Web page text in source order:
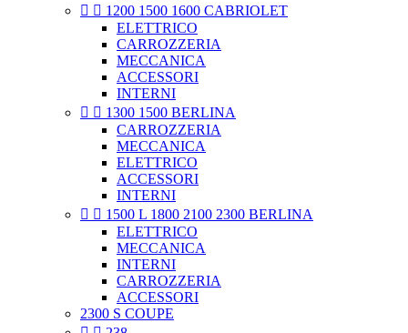
  1200 1500 1600 CABRIOLET
ELETTRICO
CARROZZERIA
MECCANICA
ACCESSORI
INTERNI
  1300 1500 BERLINA
CARROZZERIA
MECCANICA
ELETTRICO
ACCESSORI
INTERNI
  1500 L 1800 2100 2300 BERLINA
ELETTRICO
MECCANICA
INTERNI
CARROZZERIA
ACCESSORI
2300 S COUPE